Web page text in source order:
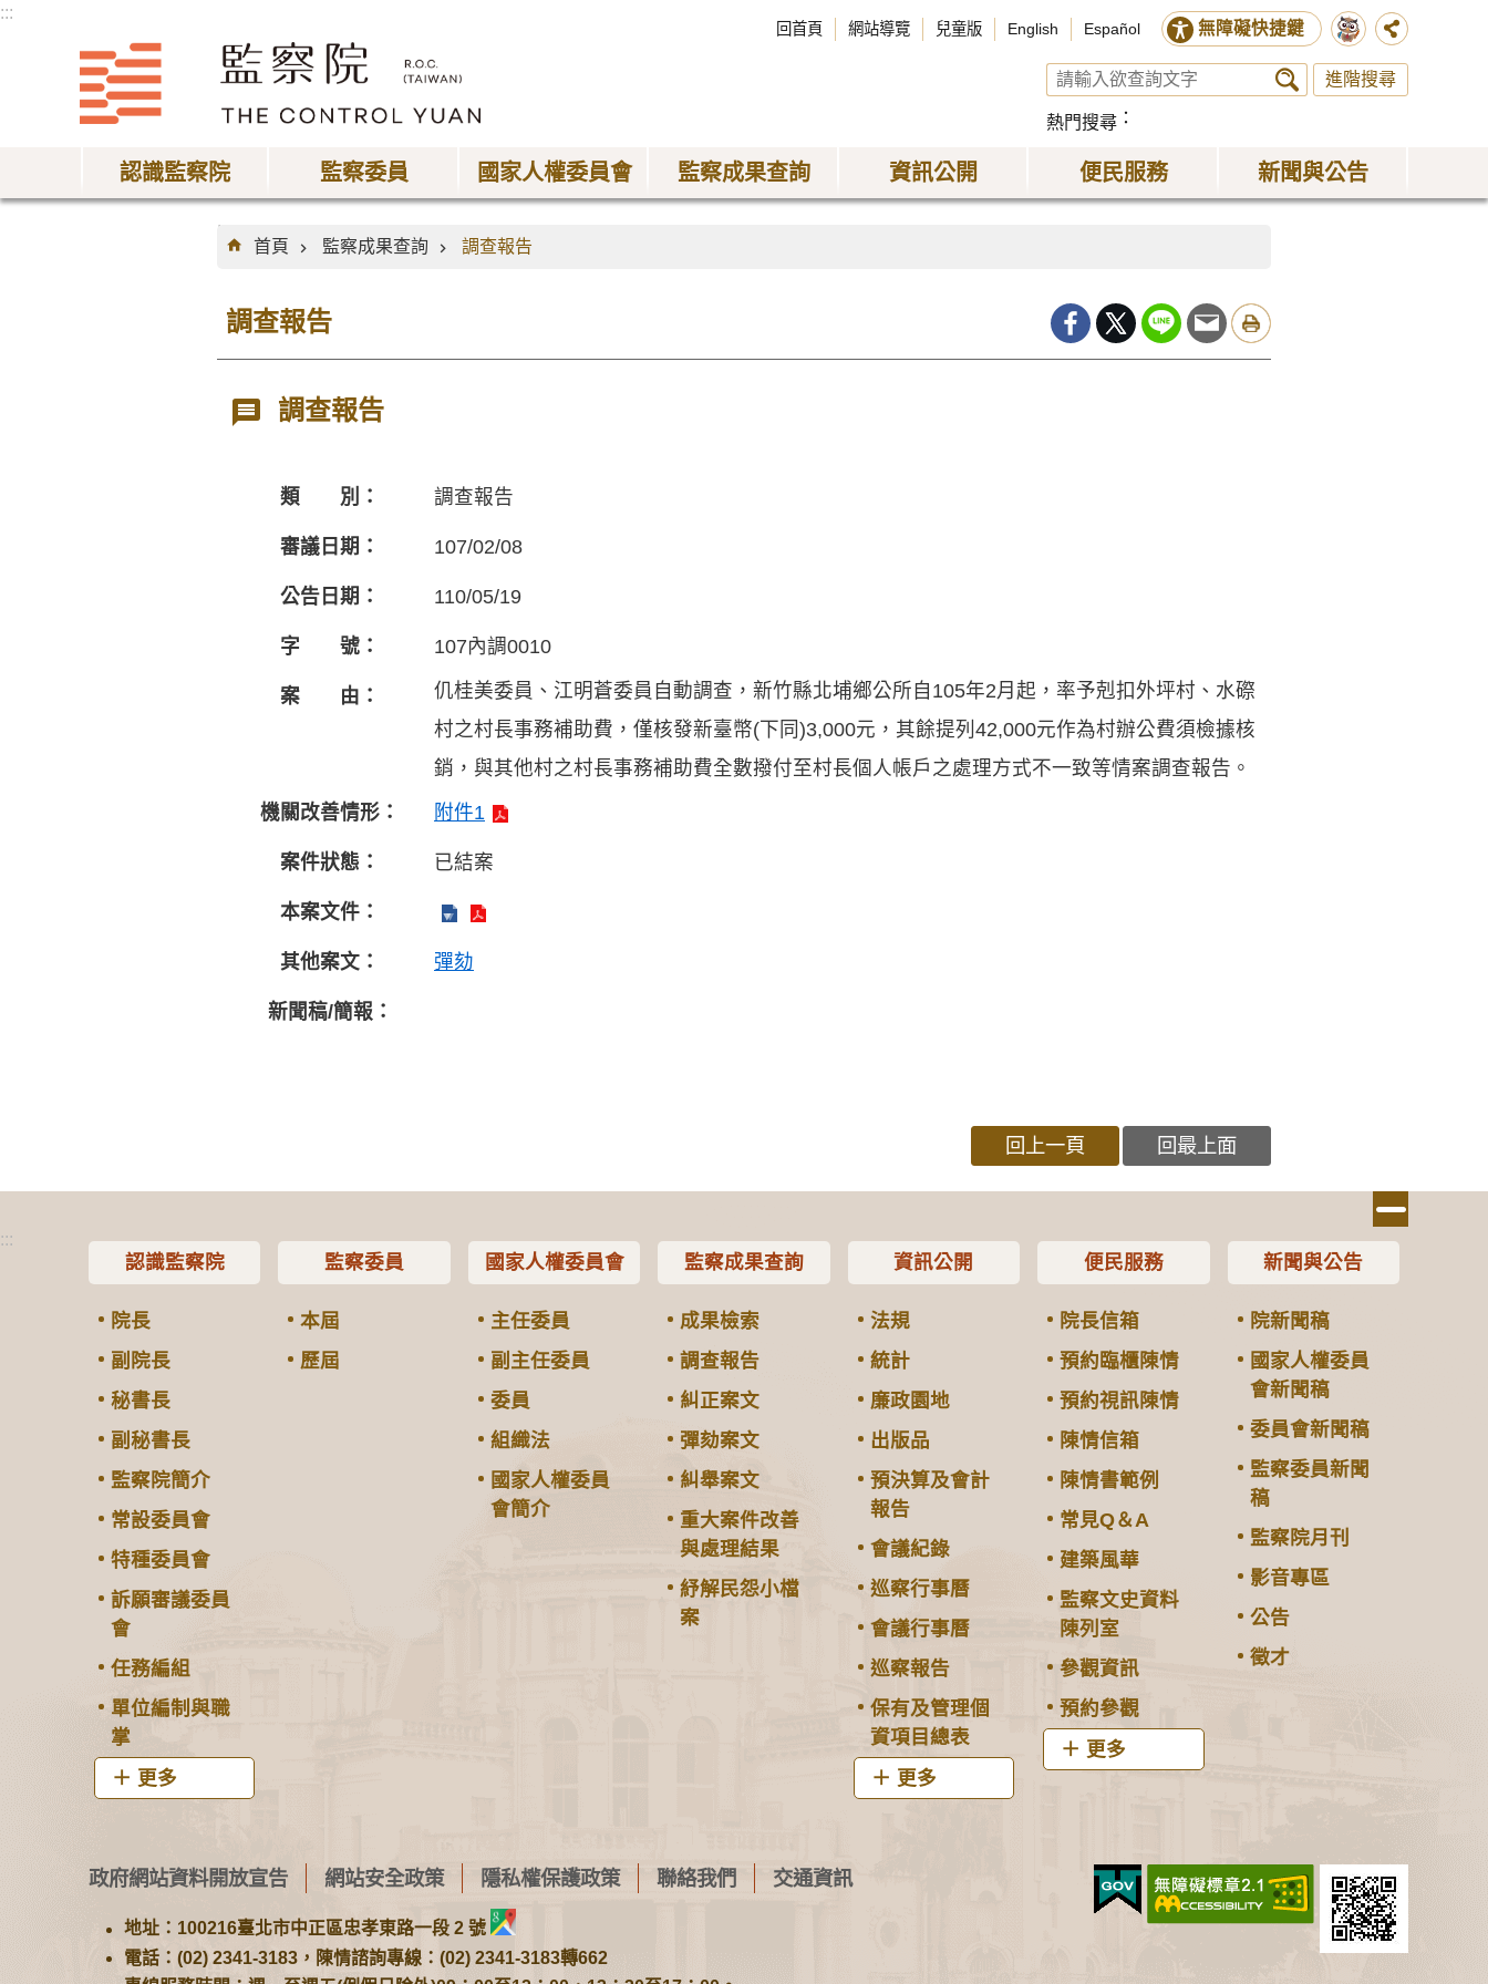
:::
回首頁 網站導覽 兒童版 English Español 無障礙快捷鍵
進階搜尋
熱門搜尋
認識監察院 監察委員 國家人權委員會 監察成果查詢 資訊公開 便民服務 新聞與公告
:::
首頁
監察成果查詢 調查報告
調查報告
調查報告
類 別： 調查報告
審議日期： 107/02/08
公告日期： 110/05/19
字 號： 107內調0010
案 由：
仉桂美委員、江明蒼委員自動調查，新竹縣北埔鄉公所自105年2月起，率予剋扣外坪村、水磜
村之村長事務補助費，僅核發新臺幣(下同)3,000元，其餘提列42,000元作為村辦公費須檢據核
銷，與其他村之村長事務補助費全數撥付至村長個人帳戶之處理方式不一致等情案調查報告。
機關改善情形：
附件1
案件狀態： 已結案
本案文件：
其他案文： 彈劾
新聞稿/簡報：
回上一頁 回最上面
:::
認識監察院
院長
副院長
秘書長
副秘書長
監察院簡介
常設委員會
特種委員會
訴願審議委員
會
任務編組
單位編制與職
掌
更多
監察委員
本屆
歷屆
國家人權委員會
主任委員
副主任委員
委員
組織法
國家人權委員
會簡介
監察成果查詢
成果檢索
調查報告
糾正案文
彈劾案文
糾舉案文
重大案件改善
與處理結果
紓解民怨小檔
案
資訊公開
法規
統計
廉政園地
出版品
預決算及會計
報告
會議紀錄
巡察行事曆
會議行事曆
巡察報告
保有及管理個
資項目總表
更多
便民服務
院長信箱
預約臨櫃陳情
預約視訊陳情
陳情信箱
陳情書範例
常見Q＆A
建築風華
監察文史資料
陳列室
參觀資訊
預約參觀
更多
新聞與公告
院新聞稿
國家人權委員
會新聞稿
委員會新聞稿
監察委員新聞
稿
監察院月刊
影音專區
公告
徵才
政府網站資料開放宣告 網站安全政策 隱私權保護政策 聯絡我們 交通資訊
地址：100216臺北市中正區忠孝東路一段 2 號
電話：(02) 2341-3183，陳情諮詢專線：(02) 2341-3183轉662